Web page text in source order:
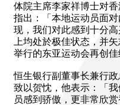
体院主席李家祥博士对
指出：「本地运动员面
现，我们对此感到十分
上均处於极佳状态，并
举行的东亚运动会再创佳
恒生银行副董事长兼行
致以贺忱，他表示：「
员感到骄傲，更非常欣